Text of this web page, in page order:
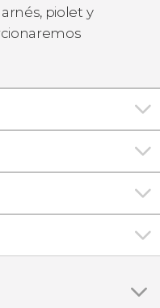
piolet y